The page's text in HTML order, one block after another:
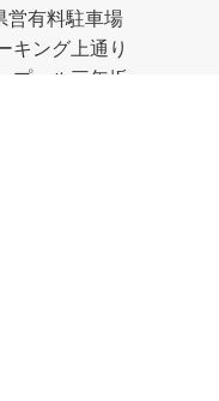
営有料駐車場
キング上通り
プール三年坂